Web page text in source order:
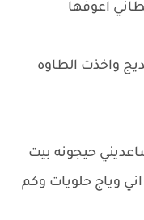
اعوفها
واخذت الطاوه
حيجونه بيت
وياج حلويات وكم